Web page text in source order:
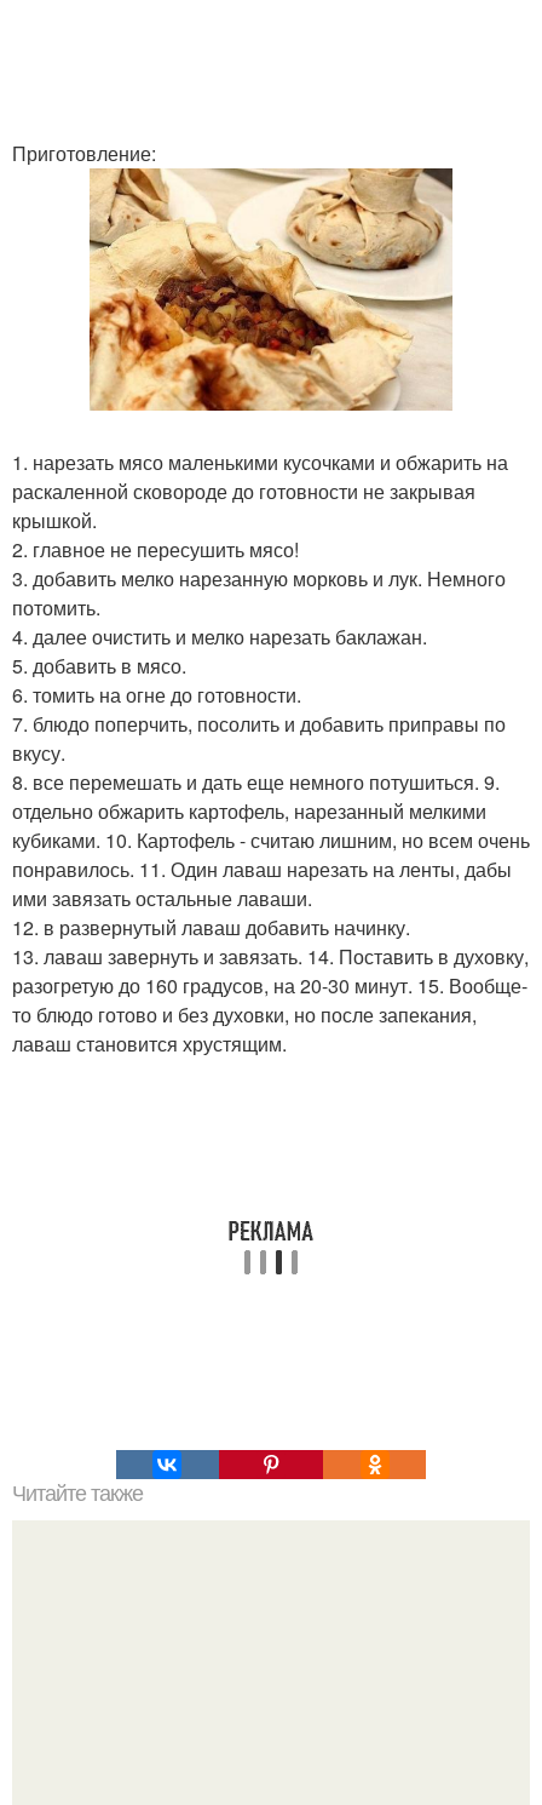
Приготовление:
1. нарезать мясо маленькими кусочками и обжарить на
раскаленной сковороде до готовности не закрывая
крышкой.
2. главное не пересушить мясо!
3. добавить мелко нарезанную морковь и лук. Немного
потомить.
4. далее очистить и мелко нарезать баклажан.
5. добавить в мясо.
6. томить на огне до готовности.
7. блюдо поперчить, посолить и добавить приправы по
вкусу.
8. все перемешать и дать еще немного потушиться. 9.
отдельно обжарить картофель, нарезанный мелкими
кубиками. 10. Картофель - считаю лишним, но всем очень
понравилось. 11. Один лаваш нарезать на ленты, дабы
ими завязать остальные лаваши.
12. в развернутый лаваш добавить начинку.
13. лаваш завернуть и завязать. 14. Поставить в духовку,
разогретую до 160 градусов, на 20-30 минут. 15. Вообще-
то блюдо готово и без духовки, но после запекания,
лаваш становится хрустящим.
Читайте также